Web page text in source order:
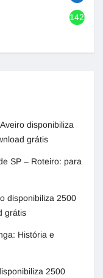
1420
disponibiliza
grátis
SP – Roteiro: para
disponibiliza 2500
grátis
História e
2500